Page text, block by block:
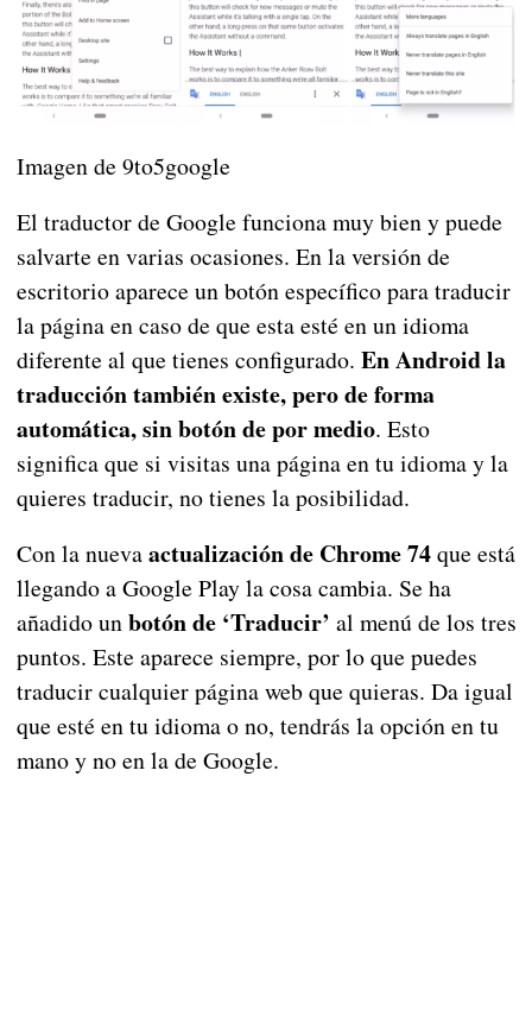
Imagen de 9to5google
El traductor de Google funciona muy bien y puede
salvarte en varias ocasiones. En la versión de
escritorio aparece un botón específico para traducir
la página en caso de que esta esté en un idioma
diferente al que tienes configurado. En Android la
traducción también existe, pero de forma
automática, sin botón de por medio. Esto
significa que si visitas una página en tu idioma y la
quieres traducir, no tienes la posibilidad.
Con la nuevaactualización de Chrome 74que está
llegando a Google Play la cosa cambia. Se ha
añadido unbotón de ‘Traducir’ al menú de los tres
puntos. Este aparece siempre, por lo que puedes
traducir cualquier página web que quieras. Da igual
que esté en tu idioma o no, tendrás la opción en tu
mano y no en la de Google.